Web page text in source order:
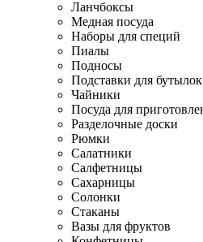
Ланчбоксы
Медная посуда
Наборы для специй
Пиалы
Подносы
Подставки для бутылок
Чайники
Посуда для
Разделочные доски
Рюмки
Салатники
Салфетницы
Сахарницы
Солонки
Стаканы
Вазы для фруктов